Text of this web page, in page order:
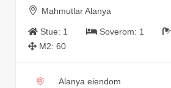
Mahmutlar Alanya
Stue: 1 Soverom: 1
M2: 60
Alanya eiendom